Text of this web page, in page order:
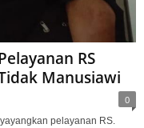
RS
Manusiawi
0
pelayanan RS.